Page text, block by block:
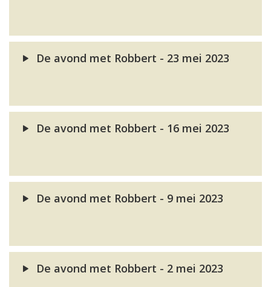
De avond met Robbert - 23 mei 2023
De avond met Robbert - 16 mei 2023
De avond met Robbert - 9 mei 2023
De avond met Robbert - 2 mei 2023